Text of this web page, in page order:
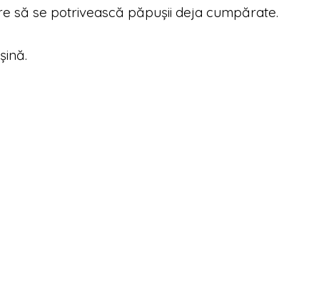
să se potrivească păpușii deja cumpărate.